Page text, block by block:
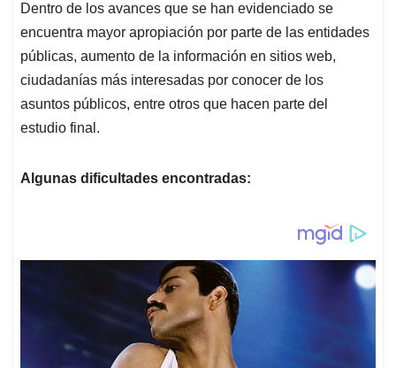
Dentro de los avances que se han evidenciado se
encuentra mayor apropiación por parte de las entidades
públicas, aumento de la información en sitios web,
ciudadanías más interesadas por conocer de los
asuntos públicos, entre otros que hacen parte del
estudio final.
Algunas dificultades encontradas: